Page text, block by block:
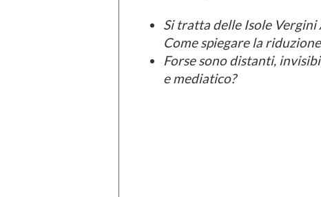
Si tratta delle Isole Vergini
Come spiegare la
Forse sono distanti,
e mediatico?